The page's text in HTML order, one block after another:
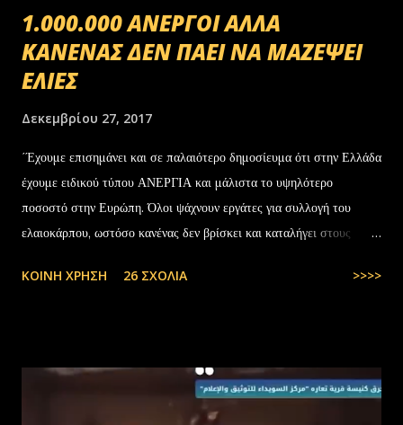
1.000.000 ΑΝΕΡΓΟΙ ΑΛΛΑ
ΚΑΝΕΝΑΣ ΔΕΝ ΠΑΕΙ ΝΑ ΜΑΖΕΨΕΙ
ΕΛΙΕΣ
Δεκεμβρίου 27, 2017
΄Έχουμε επισημάνει και σε παλαιότερο δημοσίευμα ότι στην Ελλάδα
έχουμε ειδικού τύπου ΑΝΕΡΓΙΑ και μάλιστα το υψηλότερο
ποσοστό στην Ευρώπη. Όλοι ψάχνουν εργάτες για συλλογή του
ελαιοκάρπου, ωστόσο κανένας δεν βρίσκει και καταλήγει στους
στην Ελλάδα, πάλι δεν μας φτάνουν. Στην Ελλάδα του 1.000.000
ΚΟΙΝΉ ΧΡΉΣΗ 26 ΣΧΌΛΙΑ >>>>